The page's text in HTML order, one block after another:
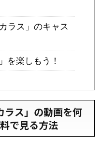
ラス」のキャス
を楽しもう！
ラス」の動画を何
で見る方法